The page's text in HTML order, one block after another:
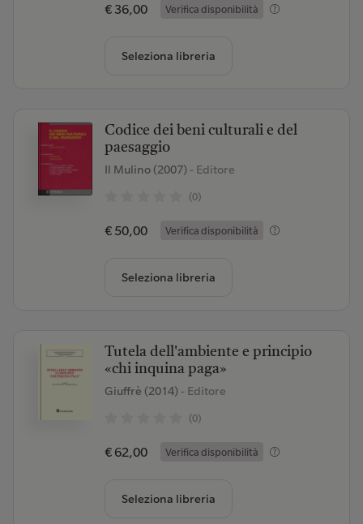
€ 36,00 Verifica disponibilità
Seleziona libreria
Codice dei beni culturali e del
paesaggio
Il Mulino (2007)- Editore
(0)
€ 50,00 Verifica disponibilità
Seleziona libreria
Tutela dell'ambiente e principio
«chi inquina paga»
Giuffrè (2014)- Editore
(0)
€ 62,00 Verifica disponibilità
Seleziona libreria